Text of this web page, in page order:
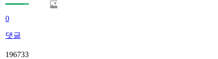
0
댓글
196733